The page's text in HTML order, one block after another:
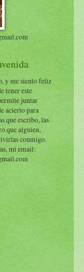
y me siento feliz
tener este
juntar
acierto para
que escribo, las
que alguien,
conmigo.
mi email: